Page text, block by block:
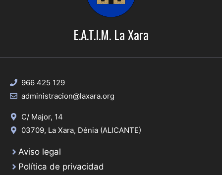
E.A.T.I.M. La Xara
966 425 129
administracion@laxara.org
C/ Major, 14
03709, La Xara, Dénia (ALICANTE)
Aviso legal
Política de privacidad